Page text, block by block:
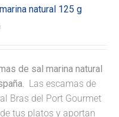
natural 125 g
de sal marina natural
Las escamas de
Bras del Port Gourmet
tus platos y aportan